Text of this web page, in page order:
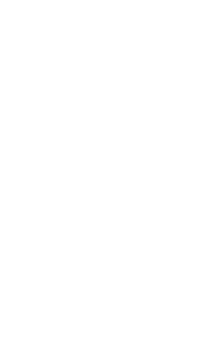
on ironinen, todellisen
jo tänään.
korvikkeista ja villiyrteistä.